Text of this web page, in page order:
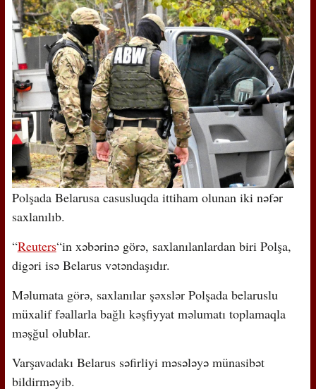
Polşada Belarusa casusluqda ittiham olunan iki nəfər
saxlanılıb.
“Reuters“in xəbərinə görə, saxlanılanlardan biri Polşa,
digəri isə Belarus vətəndaşıdır.
Məlumata görə, saxlanılar şəxslər Polşada belaruslu
müxalif fəallarla bağlı kəşfiyyat məlumatı toplamaqla
məşğul olublar.
Varşavadakı Belarus səfirliyi məsələyə münasibət
bildirməyib.